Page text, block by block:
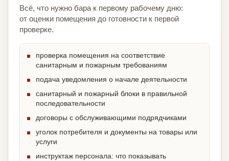
Всё, что нужно бара к первому рабочему дню:
от оценки помещения до готовности к первой
проверке.
проверка помещения на соответствие
санитарным и пожарным требованиям
подача уведомления о начале деятельности
санитарный и пожарный блоки в правильной
последовательности
договоры с обслуживающими подрядчиками
уголок потребителя и документы на товары или
услуги
инструктаж персонала: что показывать